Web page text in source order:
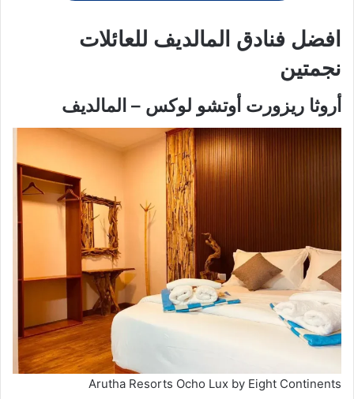
افضل فنادق المالديف للعائلات
نجمتين
أروثا ريزورت أوتشو لوكس – المالديف
Arutha Resorts Ocho Lux by Eight Continents